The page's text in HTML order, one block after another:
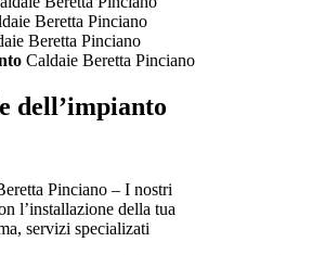
Beretta Pinciano
Beretta Pinciano
Caldaie Beretta Pinciano
dell’impianto
Pinciano – I nostri
l’installazione della tua
servizi specializati